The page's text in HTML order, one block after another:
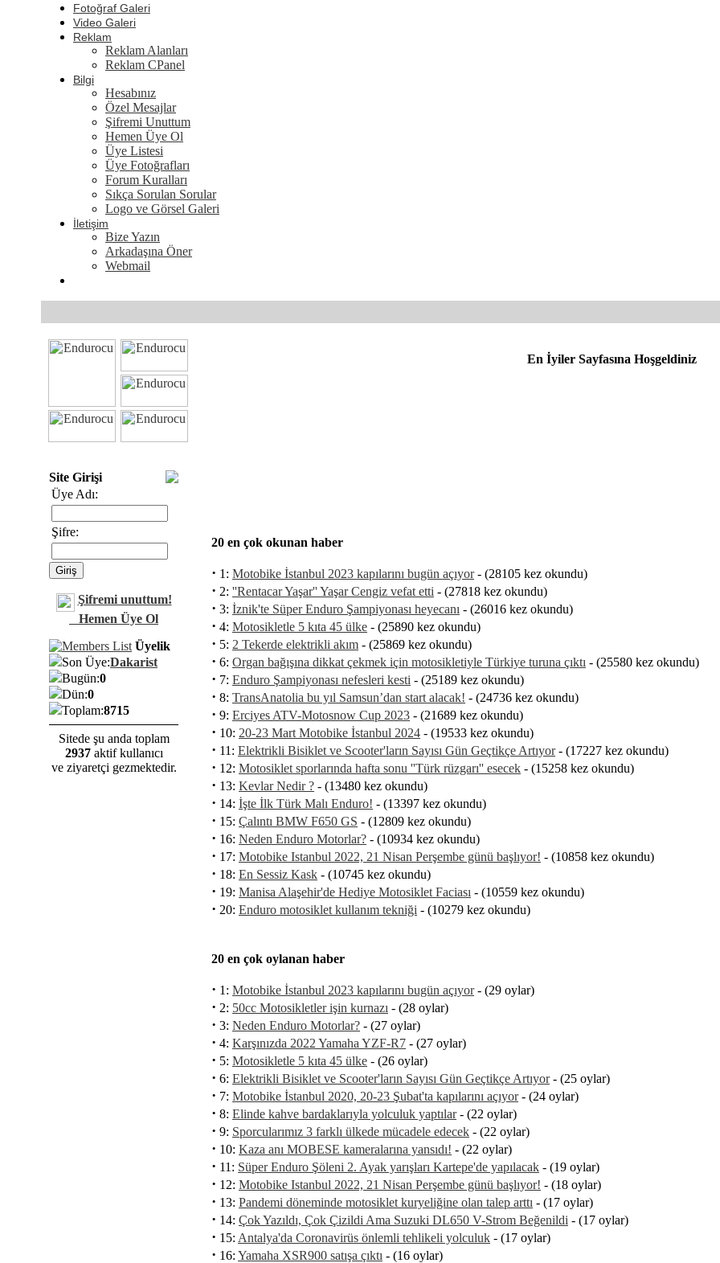
Fotoğraf Galeri
Video Galeri
Reklam
Reklam Alanları
Reklam CPanel
Bilgi
Hesabınız
Özel Mesajlar
Şifremi Unuttum
Hemen Üye Ol
Üye Listesi
Üye Fotoğrafları
Forum Kuralları
Sıkça Sorulan Sorular
Logo ve Görsel Galeri
İletişim
Bize Yazın
Arkadaşına Öner
Webmail
Site Girişi
Üye Adı:
Şifre:
Şifremi unuttum!
Hemen Üye Ol
Üyelik
Son Üye:Dakarist
Bugün:0
Dün:0
Toplam:8715
Sitede şu anda toplam
2937aktif kullanıcı
ve ziyaretçi gezmektedir.
En İyiler Sayfasına Hoşgeldiniz
20 en çok okunan haber
· 1: Motobike İstanbul 2023 kapılarını bugün açıyor- (28105 kez okundu)
· 2: ''Rentacar Yaşar'' Yaşar Cengiz vefat etti - (27818 kez okundu)
· 3: İznik'te Süper Enduro Şampiyonası heyecanı - (26016 kez okundu)
· 4: Motosikletle 5 kıta 45 ülke - (25890 kez okundu)
· 5: 2 Tekerde elektrikli akım - (25869 kez okundu)
· 6: Organ bağışına dikkat çekmek için motosikletiyle Türkiye turuna çıktı - (25580 kez okundu)
· 7: Enduro Şampiyonası nefesleri kesti - (25189 kez okundu)
· 8: TransAnatolia bu yıl Samsun’dan start alacak! - (24736 kez okundu)
· 9: Erciyes ATV-Motosnow Cup 2023 - (21689 kez okundu)
· 10: 20-23 Mart Motobike İstanbul 2024 - (19533 kez okundu)
· 11: Elektrikli Bisiklet ve Scooter'ların Sayısı Gün Geçtikçe Artıyor- (17227 kez okundu)
· 12: Motosiklet sporlarında hafta sonu ''Türk rüzgarı'' esecek - (15258 kez okundu)
· 13: Kevlar Nedir ? - (13480 kez okundu)
· 14: İşte İlk Türk Malı Enduro! - (13397 kez okundu)
· 15: Çalıntı BMW F650 GS - (12809 kez okundu)
· 16: Neden Enduro Motorlar? - (10934 kez okundu)
· 17: Motobike Istanbul 2022, 21 Nisan Perşembe günü başlıyor! - (10858 kez okundu)
· 18: En Sessiz Kask - (10745 kez okundu)
· 19: Manisa Alaşehir'de Hediye Motosiklet Faciası - (10559 kez okundu)
· 20: Enduro motosiklet kullanım tekniği - (10279 kez okundu)
20 en çok oylanan haber
· 1: Motobike İstanbul 2023 kapılarını bugün açıyor- (29 oylar)
· 2: 50cc Motosikletler işin kurnazı - (28 oylar)
· 3: Neden Enduro Motorlar? - (27 oylar)
· 4: Karşınızda 2022 Yamaha YZF-R7 - (27 oylar)
· 5: Motosikletle 5 kıta 45 ülke - (26 oylar)
· 6: Elektrikli Bisiklet ve Scooter'ların Sayısı Gün Geçtikçe Artıyor- (25 oylar)
· 7: Motobike İstanbul 2020, 20-23 Şubat'ta kapılarını açıyor- (24 oylar)
· 8: Elinde kahve bardaklarıyla yolculuk yaptılar- (22 oylar)
· 9: Sporcularımız 3 farklı ülkede mücadele edecek - (22 oylar)
· 10: Kaza anı MOBESE kameralarına yansıdı! - (22 oylar)
· 11: Süper Enduro Şöleni 2. Ayak yarışları Kartepe'de yapılacak - (19 oylar)
· 12: Motobike Istanbul 2022, 21 Nisan Perşembe günü başlıyor! - (18 oylar)
· 13: Pandemi döneminde motosiklet kuryeliğine olan talep arttı - (17 oylar)
· 14: Çok Yazıldı, Çok Çizildi Ama Suzuki DL650 V-Strom Beğenildi - (17 oylar)
· 15: Antalya'da Coronavirüs önlemli tehlikeli yolculuk - (17 oylar)
· 16: Yamaha XSR900 satışa çıktı - (16 oylar)